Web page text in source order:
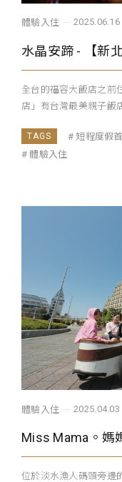
體驗入住 2025.06.16
全台的福容大飯店之前
店」有台灣最美親子飯
短程度假
體驗入住
體驗入住 2025.04.03
位於淡水漁人碼頭旁邊